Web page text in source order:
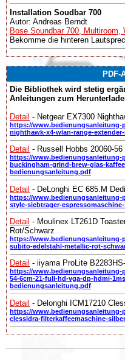
Installation Soudbar 700
Autor: Andreas Berndt
Bose Soundbar 700, Multiroom,
Bekomme die hinteren
PDF-
Die Bibliothek wird stetig
Anleitungen zum
Detail - Netgear EX7300
https://www.bedienungsanleitung-
nighthawk-x4-wlan-range-
Detail - Russell Hobbs 20060-
https://www.bedienungsanleitung-
buckingham-grind-brew-glas-
bedienungsanleitung.pdf
Detail - DeLonghi EC 685.M
https://www.bedienungsanleitung-
style-siebtrager-
Detail - Moulinex LT261D
Rot/Schwarz
https://www.bedienungsanleitung-
subito-edelstahl-metallic-rot-
Detail - iiyama ProLite
https://www.bedienungsanleitung-
54-6cm-21-full-hd-vga-dp-hdmi-
bedienungsanleitung.pdf
Detail - Delonghi ICM17210
https://www.bedienungsanleitung-
clessidra-filterkaffeemaschine-